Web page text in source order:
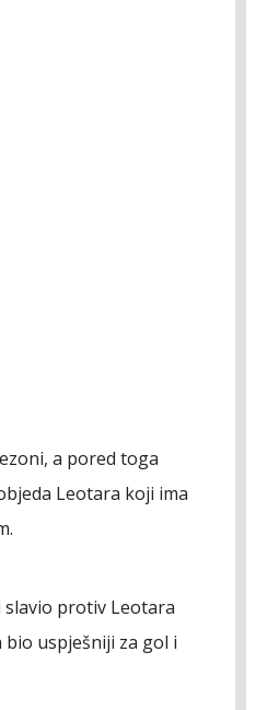
a pored toga
Leotara koji ima
slavio protiv Leotara
uspješniji za gol i